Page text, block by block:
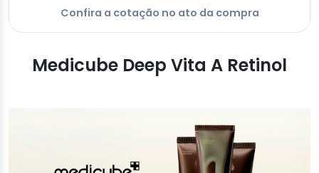
Confira a cotação no ato da compra
Medicube Deep Vita A Retinol